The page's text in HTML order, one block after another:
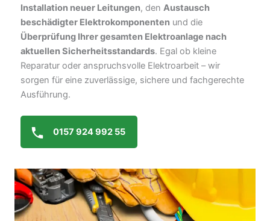
Installation neuer Leitungen, den Austausch
beschädigter Elektrokomponenten und die
Überprüfung Ihrer gesamten Elektroanlage nach
aktuellen Sicherheitsstandards. Egal ob kleine
Reparatur oder anspruchsvolle Elektroarbeit – wir
sorgen für eine zuverlässige, sichere und fachgerechte
Ausführung.
0157 924 992 55